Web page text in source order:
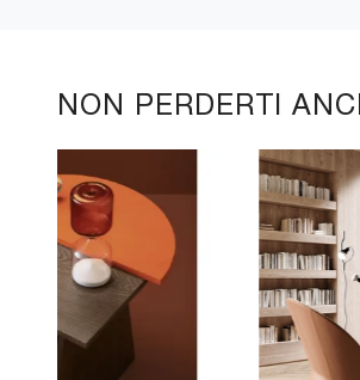
NON PERDERTI